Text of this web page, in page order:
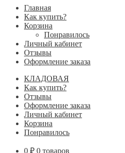
Главная
Как купить?
Корзина
Понравилось
Личный кабинет
Отзывы
Оформление заказа
КЛАДОВАЯ
Как купить?
Отзывы
Оформление заказа
Личный кабинет
Корзина
Понравилось
0 ₽ 0 товаров